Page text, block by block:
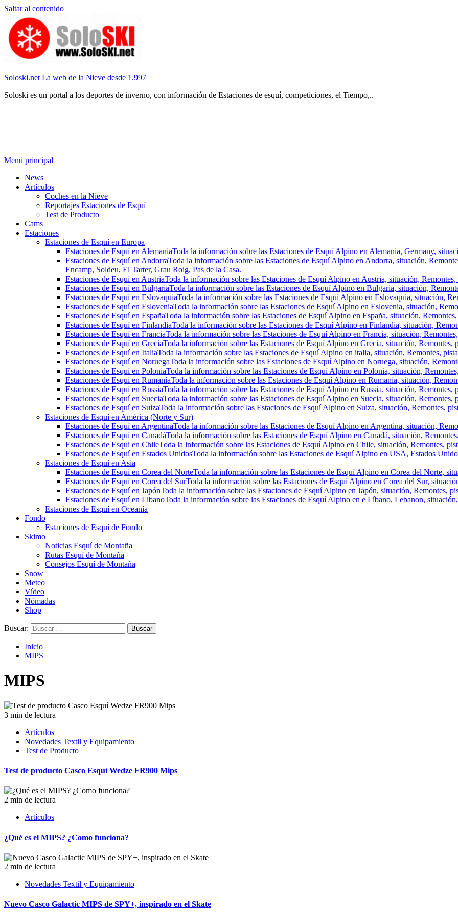
Saltar al contenido
Soloski.net La web de la Nieve desde 1.997
Soloski es un portal a los deportes de inverno, con información de Estaciones de esquí, competiciones, el Tiempo,..
Menú principal
News
Artículos
Coches en la Nieve
Reportajes Estaciones de Esquí
Test de Producto
Cams
Estaciones
Estaciones de Esquí en Europa
Estaciones de Esquí en AlemaniaToda la información sobre las Estaciones de Esquí Alpino en Alemania, Germany,
Estaciones de Esquí en AndorraToda la información sobre las Estaciones de Esquí Alpino en Andorra, situación,
Encamp, Soldeu, El Tarter, Grau Roig, Pas de la Casa.
Estaciones de Esquí en AustriaToda la información sobre las Estaciones de Esquí Alpino en Austria, situación, Remontes,
Estaciones de Esquí en BulgariaToda la información sobre las Estaciones de Esquí Alpino en Bulgaria, situación,
Estaciones de Esquí en EslovaquiaToda la información sobre las Estaciones de Esquí Alpino en Eslovaquia, situación,
Estaciones de Esquí en EsloveniaToda la información sobre las Estaciones de Esquí Alpino en Eslovenia, situación,
Estaciones de Esquí en EspañaToda la información sobre las Estaciones de Esquí Alpino en España, situación,
Estaciones de Esquí en FinlandiaToda la información sobre las Estaciones de Esquí Alpino en Finlandia, situación,
Estaciones de Esquí en FranciaToda la información sobre las Estaciones de Esquí Alpino en Francia, situación,
Estaciones de Esquí en GreciaToda la información sobre las Estaciones de Esquí Alpino en Grecia, situación, Remontes,
Estaciones de Esquí en ItaliaToda la información sobre las Estaciones de Esquí Alpino en italia, situación, Remontes,
Estaciones de Esquí en NoruegaToda la información sobre las Estaciones de Esquí Alpino en Noruega, situación,
Estaciones de Esquí en PoloniaToda la información sobre las Estaciones de Esquí Alpino en Polonia, situación,
Estaciones de Esquí en RumaníaToda la información sobre las Estaciones de Esquí Alpino en Rumania, situación,
Estaciones de Esquí en RussiaToda la información sobre las Estaciones de Esquí Alpino en Russia, situación, Remontes,
Estaciones de Esquí en SueciaToda la información sobre las Estaciones de Esquí Alpino en Suecia, situación, Remontes,
Estaciones de Esquí en SuizaToda la información sobre las Estaciones de Esquí Alpino en Suiza, situación, Remontes,
Estaciones de Esquí en América (Norte y Sur)
Estaciones de Esquí en ArgentinaToda la información sobre las Estaciones de Esquí Alpino en Argentina, situación,
Estaciones de Esquí en CanadáToda la información sobre las Estaciones de Esquí Alpino en Canadá, situación,
Estaciones de Esqui en ChileToda la información sobre las Estaciones de Esquí Alpino en Chile, situación, Remontes,
Estaciones de Esquí en Estados UnidosToda la información sobre las Estaciones de Esquí Alpino en USA, Estados
Estaciones de Esquí en Asia
Estaciones de Esquí en Corea del NorteToda la información sobre las Estaciones de Esquí Alpino en Corea del Norte,
Estaciones de Esquí en Corea del SurToda la información sobre las Estaciones de Esquí Alpino en Corea del Sur,
Estaciones de Esquí en JapónToda la información sobre las Estaciones de Esquí Alpino en Japón, situación, Remontes,
Estaciones de Esquí en LibanoToda la información sobre las Estaciones de Esquí Alpino en e Líbano, Lebanon,
Estaciones de Esquí en Oceanía
Fondo
Estaciones de Esquí de Fondo
Skimo
Noticias Esquí de Montaña
Rutas Esquí de Montaña
Consejos Esquí de Montaña
Snow
Meteo
Vídeo
Nómadas
Shop
Buscar:
Inicio
MIPS
MIPS
3 min de lectura
Artículos
Novedades Textil y Equipamiento
Test de Producto
Test de producto Casco Esquí Wedze FR900 Mips
2 min de lectura
Artículos
¿Qué es el MIPS? ¿Como funciona?
2 min de lectura
Novedades Textil y Equipamiento
Nuevo Casco Galactic MIPS de SPY+, inspirado en el Skate